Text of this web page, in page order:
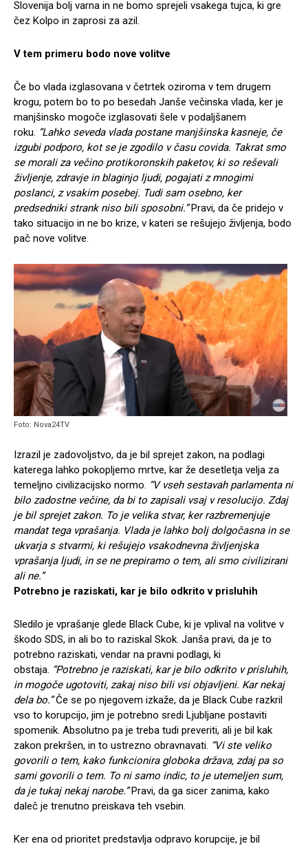
Slovenija bolj varna in ne bomo sprejeli vsakega tujca, ki gre
čez Kolpo in zaprosi za azil.
V tem primeru bodo nove volitve
Če bo vlada izglasovana v četrtek oziroma v tem drugem
krogu, potem bo to po besedah Janše večinska vlada, ker je
manjšinsko mogoče izglasovati šele v podaljšanem
roku. “Lahko seveda vlada postane manjšinska kasneje, če
izgubi podporo, kot se je zgodilo v času covida. Takrat smo
se morali za večino protikoronskih paketov, ki so reševali
življenje, zdravje in blaginjo ljudi, pogajati z mnogimi
poslanci, z vsakim posebej. Tudi sam osebno, ker
predsedniki strank niso bili sposobni.”Pravi, da če pridejo v
tako situacijo in ne bo krize, v kateri se rešujejo življenja, bodo
pač nove volitve.
Foto: Nova24TV
Izrazil je zadovoljstvo, da je bil sprejet zakon, na podlagi
katerega lahko pokopljemo mrtve, kar že desetletja velja za
temeljno civilizacijsko normo. “V vseh sestavah parlamenta ni
bilo zadostne večine, da bi to zapisali vsaj v resolucijo. Zdaj
je bil sprejet zakon. To je velika stvar, ker razbremenjuje
mandat tega vprašanja. Vlada je lahko bolj dolgočasna in se
ukvarja s stvarmi, ki rešujejo vsakodnevna življenjska
vprašanja ljudi, in se ne prepiramo o tem, ali smo civilizirani
ali ne.”
Potrebno je raziskati, kar je bilo odkrito v prisluhih
Sledilo je vprašanje glede Black Cube, ki je vplival na volitve v
škodo SDS, in ali bo to raziskal Skok. Janša pravi, da je to
potrebno raziskati, vendar na pravni podlagi, ki
obstaja. “Potrebno je raziskati, kar je bilo odkrito v prisluhih,
in mogoče ugotoviti, zakaj niso bili vsi objavljeni. Kar nekaj
dela bo.”Če se po njegovem izkaže, da je Black Cube razkril
vso to korupcijo, jim je potrebno sredi Ljubljane postaviti
spomenik. Absolutno pa je treba tudi preveriti, ali je bil kak
zakon prekršen, in to ustrezno obravnavati. “Vi ste veliko
govorili o tem, kako funkcionira globoka država, zdaj pa so
sami govorili o tem. To ni samo indic, to je utemeljen sum,
da je tukaj nekaj narobe.”Pravi, da ga sicer zanima, kako
daleč je trenutno preiskava teh vsebin.
Ker ena od prioritet predstavlja odpravo korupcije, je bil